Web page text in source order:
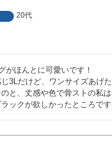
20代
がほんとに可愛いです！
3Lだけど、ワンサイズあげ
と、丈感や色で骨ストの私は
ックが欲しかったところで